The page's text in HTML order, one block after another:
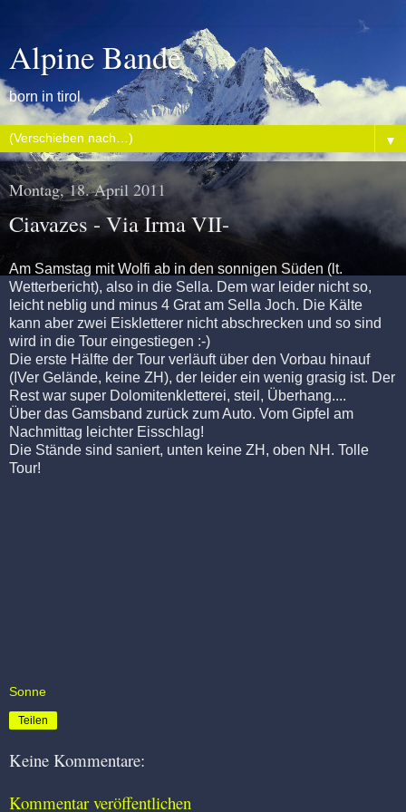
Alpine Bande
born in tirol
▼
Montag, 18. April 2011
Ciavazes - Via Irma VII-
Am Samstag mit Wolfi ab in den sonnigen Süden (lt.
Wetterbericht), also in die Sella. Dem war leider nicht so,
leicht neblig und minus 4 Grat am Sella Joch. Die Kälte
kann aber zwei Eiskletterer nicht abschrecken und so sind
wird in die Tour eingestiegen :-)
Die erste Hälfte der Tour verläuft über den Vorbau hinauf
(IVer Gelände, keine ZH), der leider ein wenig grasig ist. Der
Rest war super Dolomitenkletterei, steil, Überhang....
Über das Gamsband zurück zum Auto. Vom Gipfel am
Nachmittag leichter Eisschlag!
Die Stände sind saniert, unten keine ZH, oben NH. Tolle
Tour!
Sonne
Teilen
Keine Kommentare:
Kommentar veröffentlichen